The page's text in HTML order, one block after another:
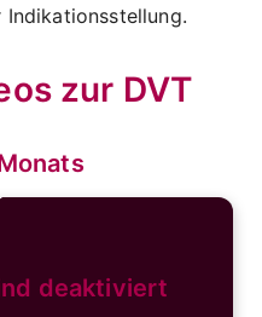
zur DVT
deaktiviert